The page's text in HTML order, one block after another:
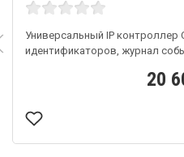
Универсальный IP контроллер
идентификаторов, журнал
20